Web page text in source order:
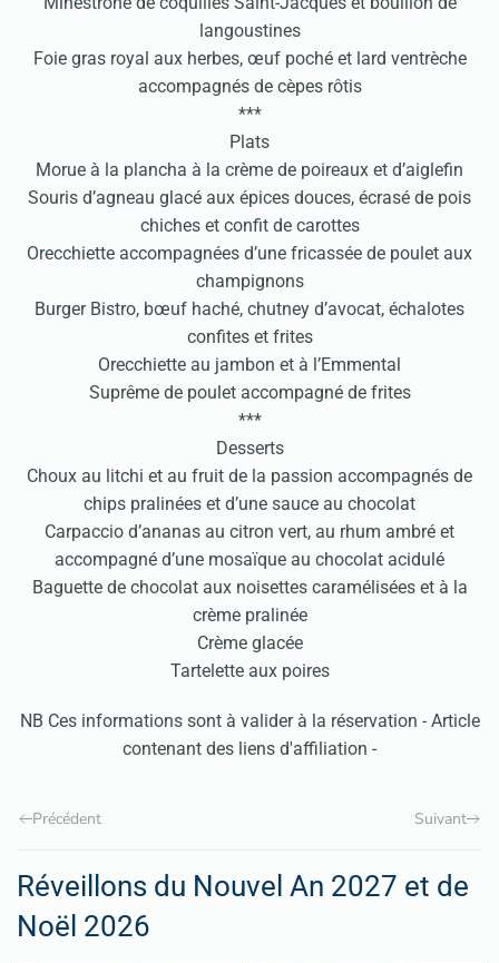
langoustines
Foie gras royal aux herbes, œuf poché et lard ventrèche
accompagnés de cèpes rôtis
***
Plats
Morue à la plancha à la crème de poireaux et d’aiglefin
Souris d’agneau glacé aux épices douces, écrasé de pois
chiches et confit de carottes
Orecchiette accompagnées d’une fricassée de poulet aux
champignons
Burger Bistro, bœuf haché, chutney d’avocat, échalotes
confites et frites
Orecchiette au jambon et à l’Emmental
Suprême de poulet accompagné de frites
***
Desserts
Choux au litchi et au fruit de la passion accompagnés de
chips pralinées et d’une sauce au chocolat
Carpaccio d’ananas au citron vert, au rhum ambré et
accompagné d’une mosaïque au chocolat acidulé
Baguette de chocolat aux noisettes caramélisées et à la
crème pralinée
Crème glacée
Tartelette aux poires
NB Ces informations sont à valider à la réservation - Article
contenant des liens d'affiliation -
Précédent Suivant
Réveillons du Nouvel An 2027 et de
Noël 2026